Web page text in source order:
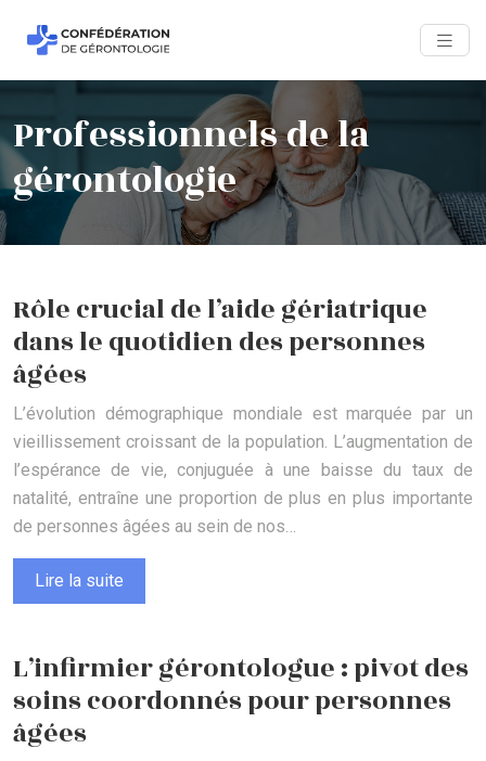
Professionnels de la
gérontologie
Rôle crucial de l’aide gériatrique
dans le quotidien des personnes
âgées
L’évolution démographique mondiale est marquée par un
vieillissement croissant de la population. L’augmentation de
l’espérance de vie, conjuguée à une baisse du taux de
natalité, entraîne une proportion de plus en plus importante
de personnes âgées au sein de nos…
Lire la suite
L’infirmier gérontologue : pivot des
soins coordonnés pour personnes
âgées